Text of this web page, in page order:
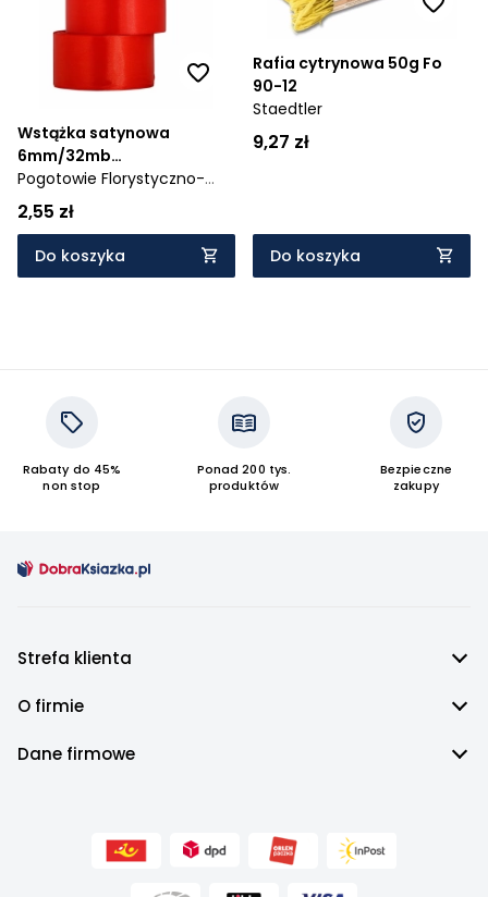
Wstążka satynowa
6mm/32mb
jasnoczerwona
Pogotowie Florystyczno-
Ślubne
2,55 zł
Do koszyka
Rafia cytrynowa 50g Fo
90-12
Staedtler
9,27 zł
Do koszyka
Rabaty do 45%
non stop
Ponad 200 tys.
produktów
Bezpieczne
zakupy
Strefa klienta
O firmie
Dane firmowe